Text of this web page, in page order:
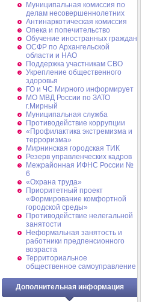
Муниципальная комиссия по
делам несовершеннолетних
Антинаркотическая комиссия
Опека и попечительство
Обучение иностранных граждан
ОСФР по Архангельской
области и НАО
Поддержка участникам СВО
Укрепление общественного
здоровья
ГО и ЧС Мирного информирует
МО МВД России по ЗАТО
г.Мирный
Муниципальная cлужба
Противодействие коррупции
«Профилактика экстремизма и
терроризма»
Мирнинская городская ТИК
Резерв управленческих кадров
Межрайонная ИФНС России №
6
«Охрана труда»
Приоритетный проект
«Формирование комфортной
городской среды»
Противодействие нелегальной
занятости
Неформальная занятость и
работники предпенсионного
возраста
Территориальное
общественное самоуправление
Дополнительная информация